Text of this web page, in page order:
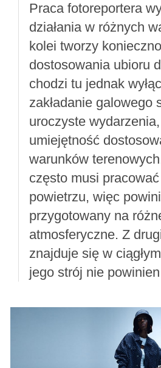
Praca fotoreportera
działania w różnych
kolei tworzy
dostosowania ubioru
chodzi tu jednak
zakładanie galowego
uroczyste
umiejętność
warunków
często musi
powietrzu, więc
przygotowany na
atmosferyczne. Z
znajduje się w
jego strój nie